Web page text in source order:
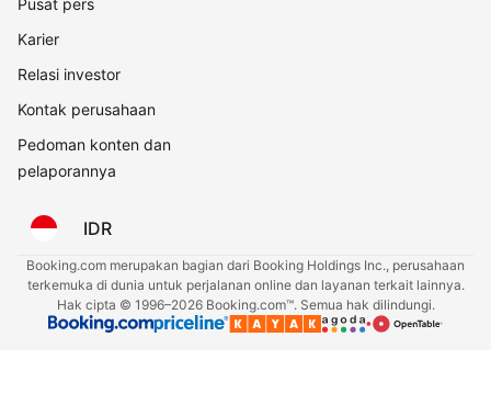
Pusat pers
Karier
Relasi investor
Kontak perusahaan
Pedoman konten dan
pelaporannya
IDR
Booking.com merupakan bagian dari Booking Holdings Inc., perusahaan
terkemuka di dunia untuk perjalanan online dan layanan terkait lainnya.
Hak cipta © 1996–2026 Booking.com™. Semua hak dilindungi.